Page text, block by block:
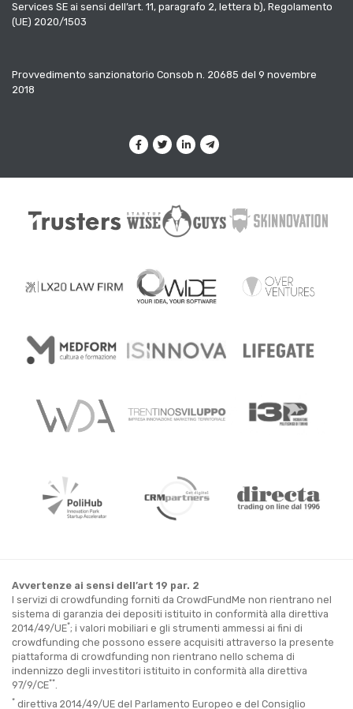
Services SE ai sensi dell’art. 11, paragrafo 2, lettera b), Regolamento
(UE) 2020/1503
Provvedimento sanzionatorio Consob n. 20685 del 9 novembre
2018
Avvertenze ai sensi dell’art 19 par. 2
I servizi di crowdfunding forniti da CrowdFundMe non rientrano nel
sistema di garanzia dei depositi istituito in conformità alla direttiva
2014/49/UE*; i valori mobiliari e gli strumenti ammessi ai fini di
crowdfunding che possono essere acquisiti attraverso la presente
piattaforma di crowdfunding non rientrano nello schema di
indennizzo degli investitori istituito in conformità alla direttiva
97/9/CE**
* direttiva 2014/49/UE del Parlamento Europeo e del Consiglio